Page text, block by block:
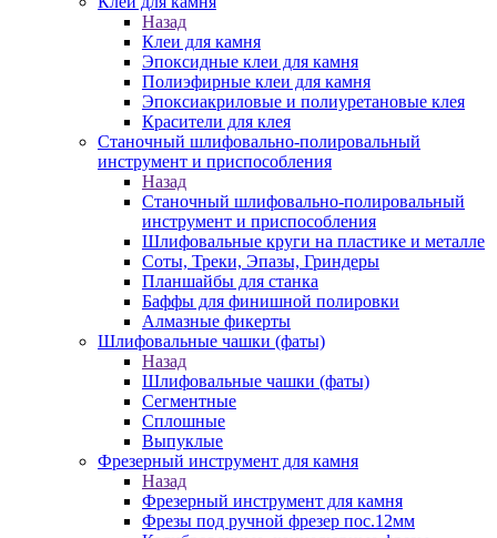
Назад
Клеи для камня
Эпоксидные клеи для камня
Полиэфирные клеи для камня
Эпоксиакриловые и полиуретановые клея
Красители для клея
Станочный шлифовально-полировальный
инструмент и приспособления
Назад
Станочный шлифовально-полировальный
инструмент и приспособления
Шлифовальные круги на пластике и металле
Соты, Треки, Эпазы, Гриндеры
Планшайбы для станка
Баффы для финишной полировки
Алмазные фикерты
Шлифовальные чашки (фаты)
Назад
Шлифовальные чашки (фаты)
Сегментные
Сплошные
Выпуклые
Фрезерный инструмент для камня
Назад
Фрезерный инструмент для камня
Фрезы под ручной фрезер пос.12мм